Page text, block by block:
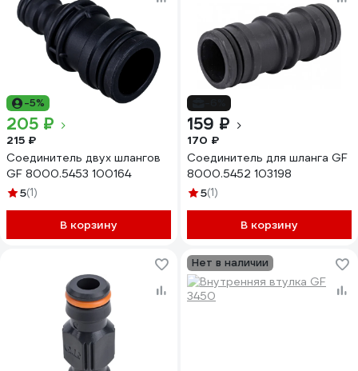
-5%
205 ₽
215 ₽
Соединитель двух шлангов
GF 8000.5453 100164
5(1)
В корзину
159 ₽
170 ₽
Соединитель для шланга GF
8000.5452 103198
5(1)
В корзину
Нет в наличии